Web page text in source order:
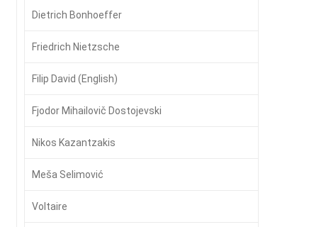
Dietrich Bonhoeffer
Friedrich Nietzsche
Filip David (English)
Fjodor Mihailovič Dostojevski
Nikos Kazantzakis
Meša Selimović
Voltaire